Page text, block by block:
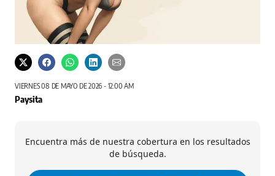
VIERNES 08 DE MAYO DE 2026 - 12:00 AM
Paysita
Encuentra más de nuestra cobertura en los resultados
de búsqueda.